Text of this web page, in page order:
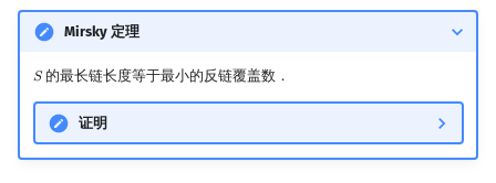
Mirsky 定理
𝑆
S的最长链长度等于最小的反链覆盖数．
证明